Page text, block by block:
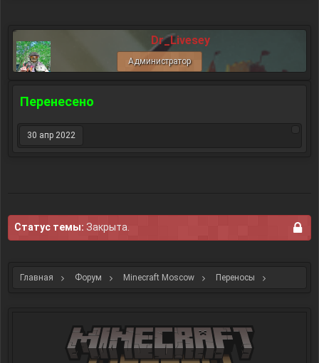
Dr_Livesey
Администратор
Перенесено
30 апр 2022
Статус темы: Закрыта.
Главная Форум Minecraft Moscow Переносы